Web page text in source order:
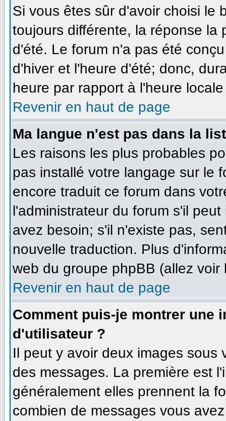
Si vous êtes sûr d'avoir choisi le
toujours différente, la réponse la
d'été. Le forum n'a pas été
d'hiver et l'heure d'été; donc,
heure par rapport à l'heure
Revenir en haut de page
Ma langue n'est pas dans la
Les raisons les plus probables
pas installé votre langage sur le
encore traduit ce forum dans
l'administrateur du forum s'il
avez besoin; s'il n'existe pas,
nouvelle traduction. Plus
web du groupe phpBB (allez
Revenir en haut de page
Comment puis-je montrer une
d'utilisateur ?
Il peut y avoir deux images sous
des messages. La première est
généralement elles prennent la
combien de messages vous